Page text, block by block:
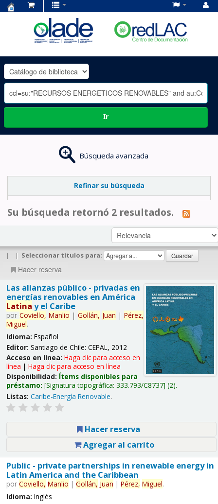
OLADE
-
Ir
Búsqueda avanzada
Refinar su búsqueda
Su búsqueda retornó 2 resultados.
| | Seleccionar títulos para:
Hacer reserva
Las alianzas público - privadas en
energías renovables en América
Latina y el Caribe
por Coviello, Manlio | Gollán, Juan | Pérez,
Miguel.
Idioma: Español
Editor: Santiago de Chile: CEPAL, 2012
Acceso en línea: Haga clic para acceso en
línea | Haga clic para acceso en línea
Disponibilidad: Ítems disponibles para
préstamo: Signatura topográfica: 333.793/C8737 (2).
Listas: Caribe-Energía Renovable.
Hacer reserva
Agregar al carrito
Public - private partnerships in renewable energy in
Latin America and the Caribbean
por Coviello, Manlio | Gollán, Juan | Pérez, Miguel.
Idioma: Inglés